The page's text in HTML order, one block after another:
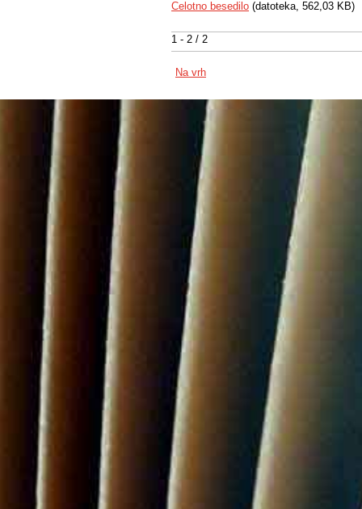
1 - 2 / 2
Celotno besedilo (datoteka, 562,03 KB)
Na vrh